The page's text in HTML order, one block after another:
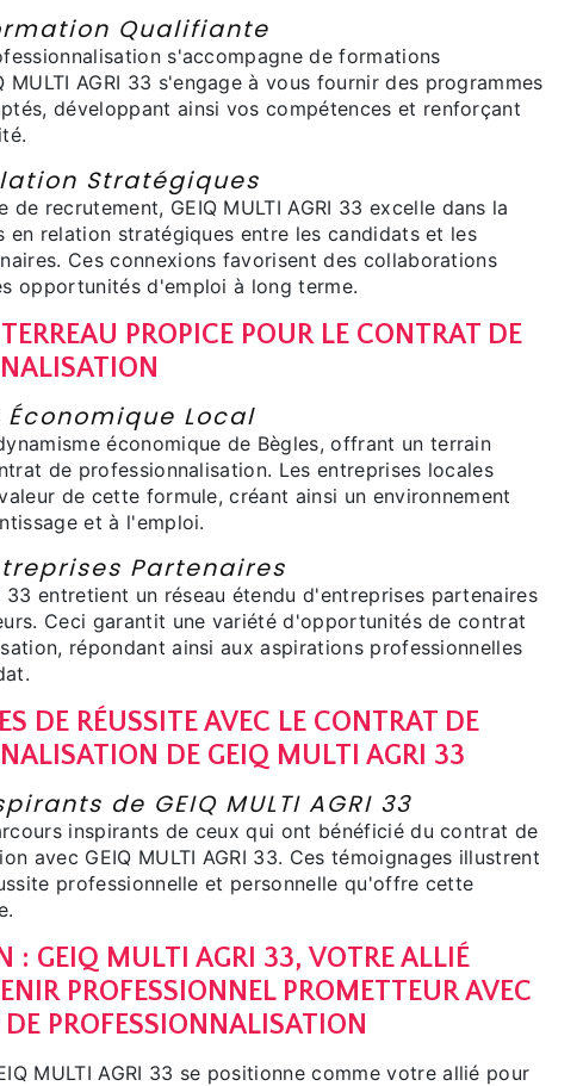
Qualifiante
s'accompagne de formations
MULTI AGRI 33 s'engage à vous fournir des programmes
développant ainsi vos compétences et renforçant
Stratégiques
de recrutement, GEIQ MULTI AGRI 33 excelle dans la
en relation stratégiques entre les candidats et les
Ces connexions favorisent des collaborations
opportunités d'emploi à long terme.
PROPICE POUR LE CONTRAT DE
Local
économique de Bègles, offrant un terrain
de professionnalisation. Les entreprises locales
de cette formule, créant ainsi un environnement
et à l'emploi.
Partenaires
33 entretient un réseau étendu d'entreprises partenaires
Ceci garantit une variété d'opportunités de contrat
répondant ainsi aux aspirations professionnelles
DE RÉUSSITE AVEC LE CONTRAT DE
DE GEIQ MULTI AGRI 33
de GEIQ MULTI AGRI 33
inspirants de ceux qui ont bénéficié du contrat de
avec GEIQ MULTI AGRI 33. Ces témoignages illustrent
professionnelle et personnelle qu'offre cette
: GEIQ MULTI AGRI 33, VOTRE ALLIÉ
PROFESSIONNEL PROMETTEUR AVEC
PROFESSIONNALISATION
MULTI AGRI 33 se positionne comme votre allié pour